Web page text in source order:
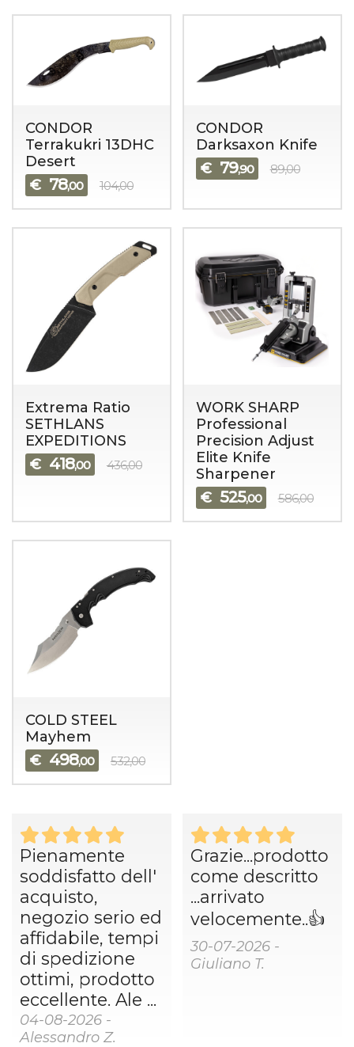
CONDOR
Terrakukri 13DHC
Desert
€ 78,00 104,00
CONDOR
Darksaxon Knife
€ 79,90 89,00
Extrema Ratio
SETHLANS
EXPEDITIONS
€ 418,00 436,00
WORK SHARP
Professional
Precision Adjust
Elite Knife
Sharpener
€ 525,00 586,00
COLD STEEL
Mayhem
€ 498,00 532,00
Pienamente
soddisfatto dell'
acquisto,
negozio serio ed
affidabile, tempi
di spedizione
ottimi, prodotto
eccellente. Ale ...
04-08-2026 -
Alessandro Z.
Grazie...prodotto
come descritto
...arrivato
velocemente..👍
30-07-2026 -
Giuliano T.